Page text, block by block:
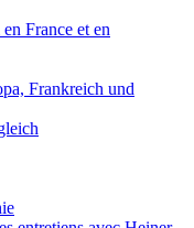
France et en
Frankreich und